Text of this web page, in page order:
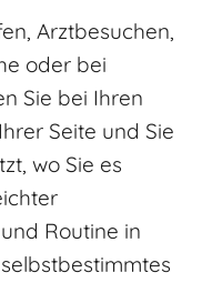
Arztbesuchen,
oder bei
Sie bei Ihren
Seite und Sie
wo Sie es
Routine in